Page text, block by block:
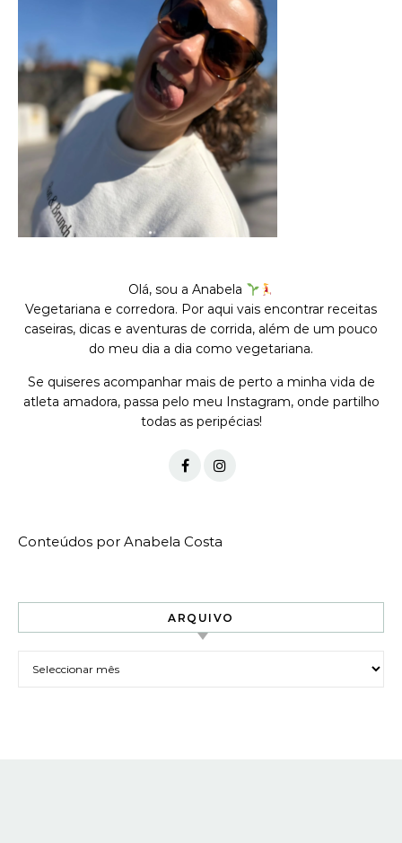
Olá, sou a Anabela
Vegetariana e corredora. Por aqui vais encontrar receitas
caseiras, dicas e aventuras de corrida, além de um pouco
do meu dia a dia como vegetariana.
Se quiseres acompanhar mais de perto a minha vida de
atleta amadora, passa pelo meu Instagram, onde partilho
todas as peripécias!
Conteúdos por Anabela Costa
ARQUIVO